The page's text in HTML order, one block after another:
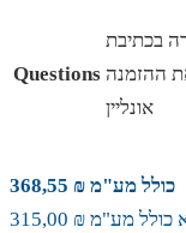
Questions
בכתיבת
ההזמנה
אונליין
כולל מע"מ ₪ 368,55
כולל מע"מ ₪ 315,00